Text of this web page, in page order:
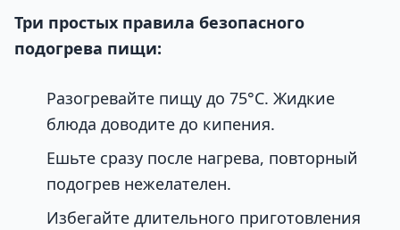
Три простых правила безопасного
подогрева пищи:
Разогревайте пищу до 75°C. Жидкие
блюда доводите до кипения.
Ешьте сразу после нагрева, повторный
подогрев нежелателен.
Избегайте длительного приготовления